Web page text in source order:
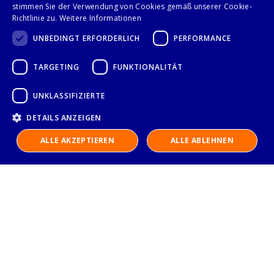
Seite
Sie lesen gerade Seite
1 Seite
2 Seite
3 Seite
4 Seite
5
Anzeigen
Folge uns auf
stimmen Sie der Verwendung von Cookies gemäß unserer Cookie-
Richtlinie zu. Weitere Informationen
UNBEDINGT ERFORDERLICH
PERFORMANCE
TARGETING FUNKTIONALITÄT
UNKLASSIFIZIERTE
DETAILS ANZEIGEN
ALLE AKZEPTIEREN ALLE ABLEHNEN